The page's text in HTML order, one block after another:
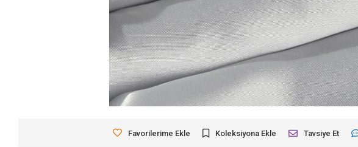
Favorilerime Ekle Koleksiyona Ekle Tavsiye Et